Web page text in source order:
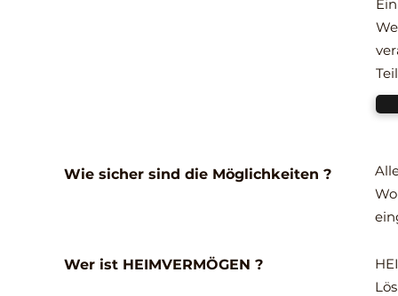
Wie sicher sind die Möglichkeiten ?
Wer ist HEIMVERMÖGEN ?